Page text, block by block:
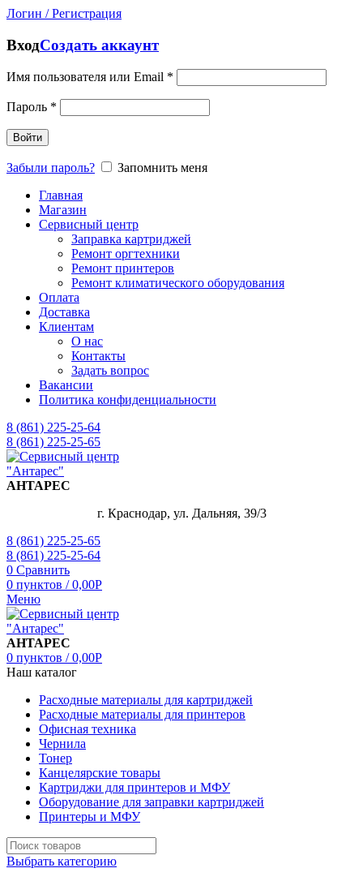
Логин / Регистрация
ВходСоздать аккаунт
Имя пользователя или Email *
Пароль *
Войти
Забыли пароль?
Запомнить меня
Главная
Магазин
Сервисный центр
Заправка картриджей
Ремонт оргтехники
Ремонт принтеров
Ремонт климатического оборудования
Оплата
Доставка
Клиентам
О нас
Контакты
Задать вопрос
Вакансии
Политика конфиденциальности
8 (861) 225-25-64
8 (861) 225-25-65
АНТАРЕС
г. Краснодар, ул. Дальняя, 39/3
8 (861) 225-25-65
8 (861) 225-25-64
0 Сравнить
0 пунктов / 0,00Р
Меню
АНТАРЕС
0 пунктов / 0,00Р
Наш каталог
Расходные материалы для картриджей
Расходные материалы для принтеров
Офисная техника
Чернила
Тонер
Канцелярские товары
Картриджи для принтеров и МФУ
Оборудование для заправки картриджей
Принтеры и МФУ
Выбрать категорию